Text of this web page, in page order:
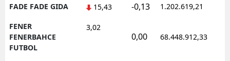
FADE FADE GIDA 15,43 -0,13 1.202.619,21
FENER
FENERBAHCE
FUTBOL
3,02
0,00 68.448.912,33